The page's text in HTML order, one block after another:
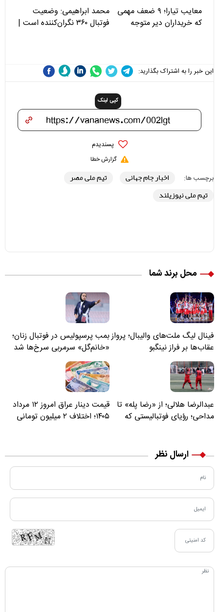
معایب تیارا؛ ۹ ضعف مهمی
که خریداران دیر متوجه
محمد ابراهیمی: وضعیت
فوتبال ۳۶۰ نگران‌کننده است |
این خبر را به اشتراک بگذارید:
کپی لینک
پسندیدم
گزارش خطا
برچسب ها: اخبار جام جهانی
تیم ملی مصر
تیم ملی نیوزیلند
محل برند شما
فینال لیگ ملت‌های والیبال؛ پرواز
عقاب‌ها بر فراز نینگبو
بمب پرسپولیس در فوتبال زنان؛
«خانم‌گل» سرمربی سرخ‌ها شد
عبدالرضا هلالی؛ از «رضا پله» تا
مداحی؛ رؤیای فوتبالیستی که
قیمت دینار عراق امروز ۱۲ مرداد
۱۴۰۵؛ اختلاف ۲ میلیون تومانی
ارسال نظر